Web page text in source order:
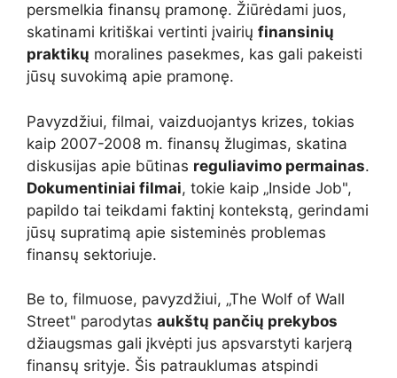
persmelkia finansų pramonę. Žiūrėdami juos,
skatinami kritiškai vertinti įvairių finansinių
praktikų moralines pasekmes, kas gali pakeisti
jūsų suvokimą apie pramonę.
Pavyzdžiui, filmai, vaizduojantys krizes, tokias
kaip 2007-2008 m. finansų žlugimas, skatina
diskusijas apie būtinas reguliavimo permainas.
Dokumentiniai filmai, tokie kaip „Inside Job",
papildo tai teikdami faktinį kontekstą, gerindami
jūsų supratimą apie sisteminės problemas
finansų sektoriuje.
Be to, filmuose, pavyzdžiui, „The Wolf of Wall
Street" parodytas aukštų pančių prekybos
džiaugsmas gali įkvėpti jus apsvarstyti karjerą
finansų srityje. Šis patrauklumas atspindi